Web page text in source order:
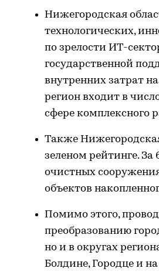
Нижегородская
технологических,
по зрелости ИТ-
государственной
внутренних затрат
регион входит в
сфере комплексного
Также
зеленом рейтинге. За
очистных
объектов
Помимо этого,
преобразованию
но и в округах
Болдине, Городце и